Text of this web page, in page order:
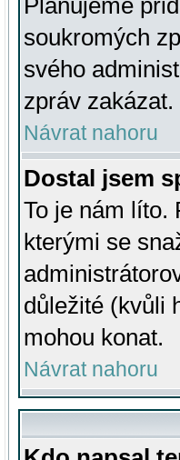
Plánujeme
soukromých
svého
zpráv zakázat.
Návrat nahoru
Dostal jsem
To je nám líto.
kterými se
důležité (kvůli
mohou konat.
Návrat nahoru